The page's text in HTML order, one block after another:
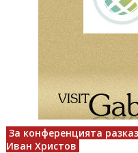
За конференцията
Иван Христов